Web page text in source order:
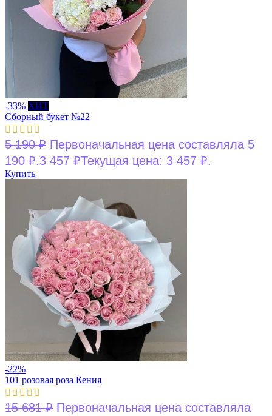
-33% ХИТ
Сборный букет №22
5 190₽ Первоначальная цена составляла 5
190 ₽.3 457 ₽Текущая цена: 3 457 ₽.
Купить
-22%
101 розовая роза Кения
15 681₽ Первоначальная цена составляла